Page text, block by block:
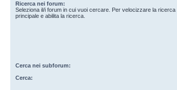
Ricerca nei forum:
Seleziona il/i forum in cui vuoi cercare. Per velocizzare la
principale e abilita la ricerca.
Cerca nei subforum:
Cerca: